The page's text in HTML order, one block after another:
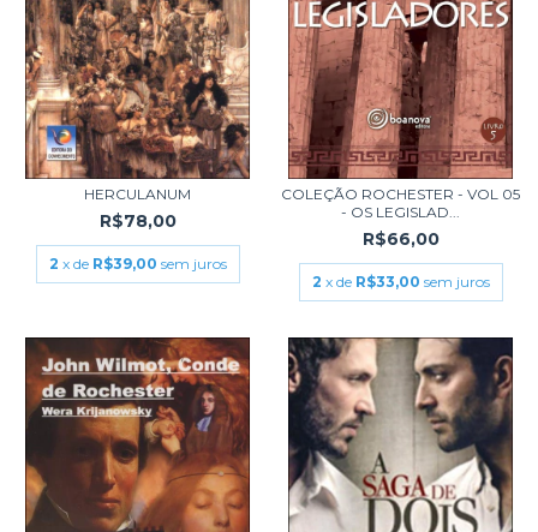
HERCULANUM
R$78,00
2 x de R$39,00 sem juros
COLEÇÃO ROCHESTER - VOL 05
- OS LEGISLAD...
R$66,00
2 x de R$33,00 sem juros